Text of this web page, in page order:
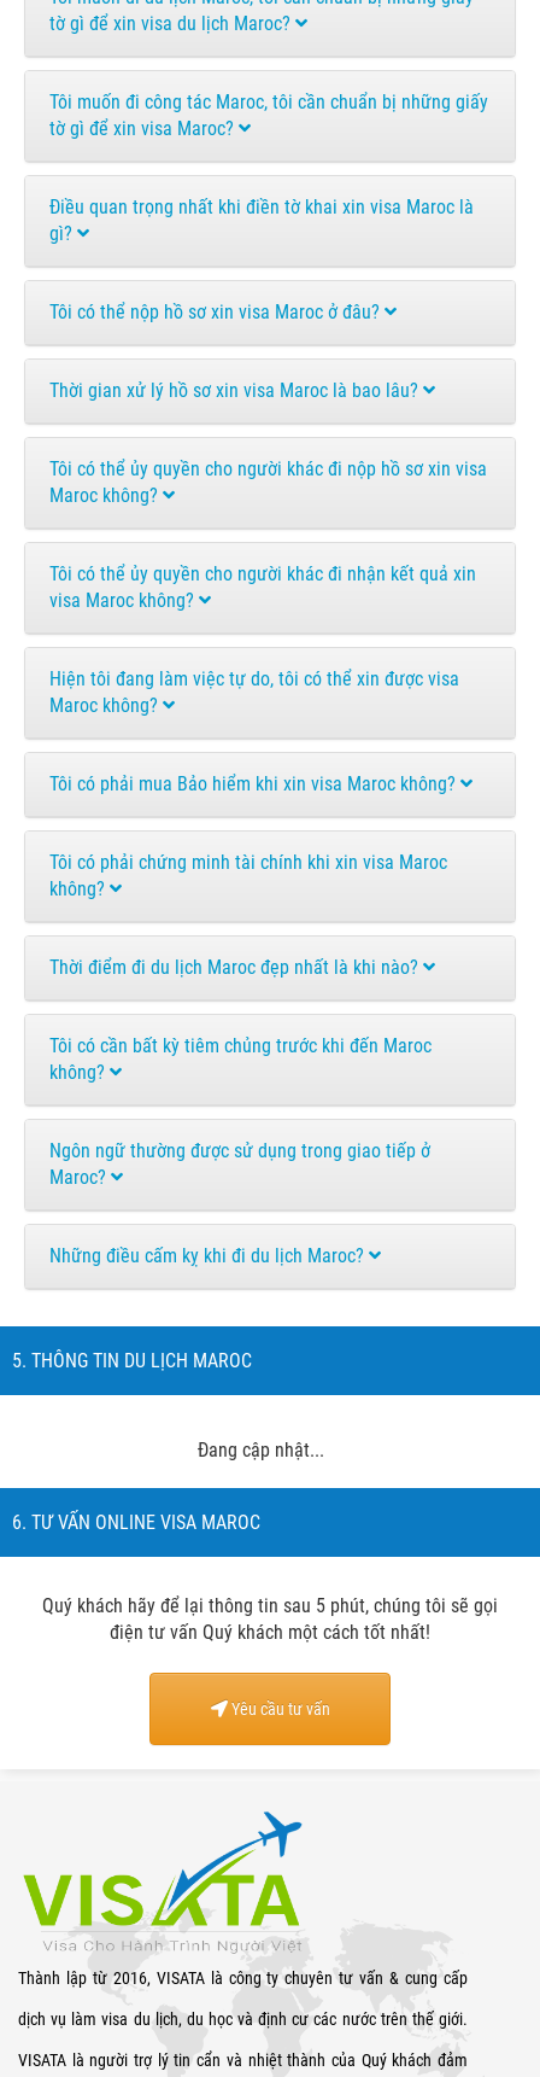
tờ gì để xin visa du lịch Maroc?
Tôi muốn đi công tác Maroc, tôi cần chuẩn bị những giấy
tờ gì để xin visa Maroc?
Điều quan trọng nhất khi điền tờ khai xin visa Maroc là
gì?
Tôi có thể nộp hồ sơ xin visa Maroc ở đâu?
Thời gian xử lý hồ sơ xin visa Maroc là bao lâu?
Tôi có thể ủy quyền cho người khác đi nộp hồ sơ xin visa
Maroc không?
Tôi có thể ủy quyền cho người khác đi nhận kết quả xin
visa Maroc không?
Hiện tôi đang làm việc tự do, tôi có thể xin được visa
Maroc không?
Tôi có phải mua Bảo hiểm khi xin visa Maroc không?
Tôi có phải chứng minh tài chính khi xin visa Maroc
không?
Thời điểm đi du lịch Maroc đẹp nhất là khi nào?
Tôi có cần bất kỳ tiêm chủng trước khi đến Maroc
không?
Ngôn ngữ thường được sử dụng trong giao tiếp ở
Maroc?
Những điều cấm kỵ khi đi du lịch Maroc?
5. THÔNG TIN DU LỊCH MAROC
Đang cập nhật...
6. TƯ VẤN ONLINE VISA MAROC
Quý khách hãy để lại thông tin sau 5 phút, chúng tôi sẽ gọi
điện tư vấn Quý khách một cách tốt nhất!
Yêu cầu tư vấn
Thành lập từ 2016, VISATA là công ty chuyên tư vấn & cung cấp
dịch vụ làm visa du lịch, du học và định cư các nước trên thế giới.
VISATA là người trợ lý tin cẩn và nhiệt thành của Quý khách đảm